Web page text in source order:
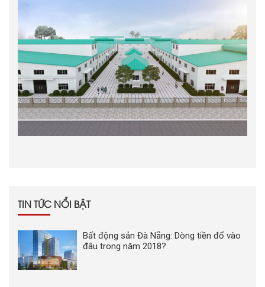
TIN TỨC NỔI BẬT
Bất động sản Đà Nẵng: Dòng tiền đổ vào
đâu trong năm 2018?